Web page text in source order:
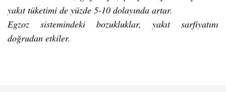
yakıt tüketimi de yüzde 5-10 dolayında artar.
Egzoz sistemindeki bozukluklar, yakıt sarfiyatını
doğrudan etkiler.